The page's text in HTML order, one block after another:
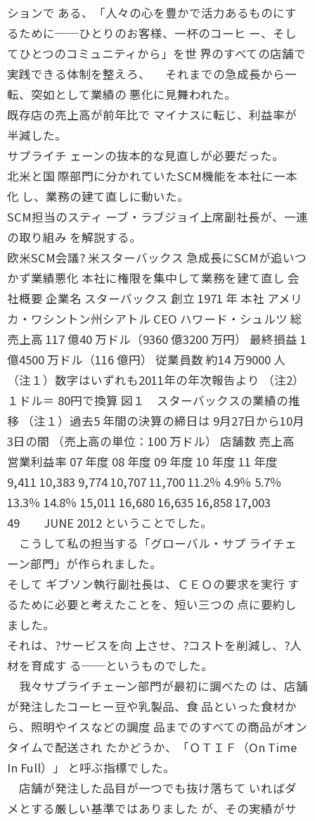
ションで ある、「人々の心を豊かで活力あるものにす
るために──ひとりのお客様、一杯のコーヒ ー、そし
てひとつのコミュニティから」を世 界のすべての店舗で
実践できる体制を整えろ、 それまでの急成長から一
転、突如として業績の 悪化に見舞われた。
既存店の売上高が前年比で マイナスに転じ、利益率が
半減した。
サプライチ ェーンの抜本的な見直しが必要だった。
北米と国 際部門に分かれていたSCM機能を本社に一本
化 し、業務の建て直しに動いた。
SCM担当のスティ ーブ・ラブジョイ上席副社長が、一連
の取り組み を解説する。
欧米SCM会議? 米スターバックス 急成長にSCMが追いつ
かず業績悪化 本社に権限を集中して業務を建て直し 会
社概要 企業名 スターバックス 創立 1971 年 本社 アメリ
カ・ワシントン州シアトル CEO ハワード・シュルツ 総
売上高 117 億40 万ドル（9360 億3200 万円） 最終損益 1
億4500 万ドル（116 億円） 従業員数 約14 万9000 人
（注１）数字はいずれも2011年の年次報告より （注2）
１ドル＝ 80円で換算 図１ スターバックスの業績の推
移 （注１）過去5 年間の決算の締日は 9月27日から10月
3日の間 （売上高の単位：100 万ドル） 店舗数 売上高
営業利益率 07 年度 08 年度 09 年度 10 年度 11 年度
9,411 10,383 9,774 10,707 11,700 11.2％ 4.9％ 5.7％
13.3％ 14.8％ 15,011 16,680 16,635 16,858 17,003
49 JUNE 2012 ということでした。
こうして私の担当する「グローバル・サプ ライチェ
ーン部門」が作られました。
そして ギブソン執行副社長は、ＣＥＯの要求を実行 す
るために必要と考えたことを、短い三つの 点に要約し
ました。
それは、?サービスを向 上させ、?コストを削減し、?人
材を育成す る──というものでした。
我々サプライチェーン部門が最初に調べたの は、店舗
が発注したコーヒー豆や乳製品、食 品といった食材か
ら、照明やイスなどの調度 品までのすべての商品がオン
タイムで配送され たかどうか、「ＯＴＩＦ（On Time
In Full）」 と呼ぶ指標でした。
店舗が発注した品目が一つでも抜け落ちて いればダ
メとする厳しい基準ではありました が、その実績がサ